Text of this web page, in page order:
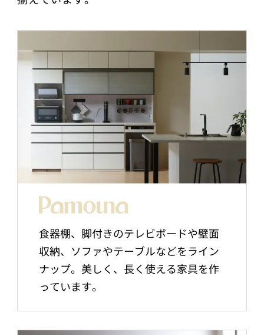
食器棚、脚付きのテレビボードや壁面
収納、ソファやテーブルなどをライン
ナップ。美しく、長く使える家具を作
っています。